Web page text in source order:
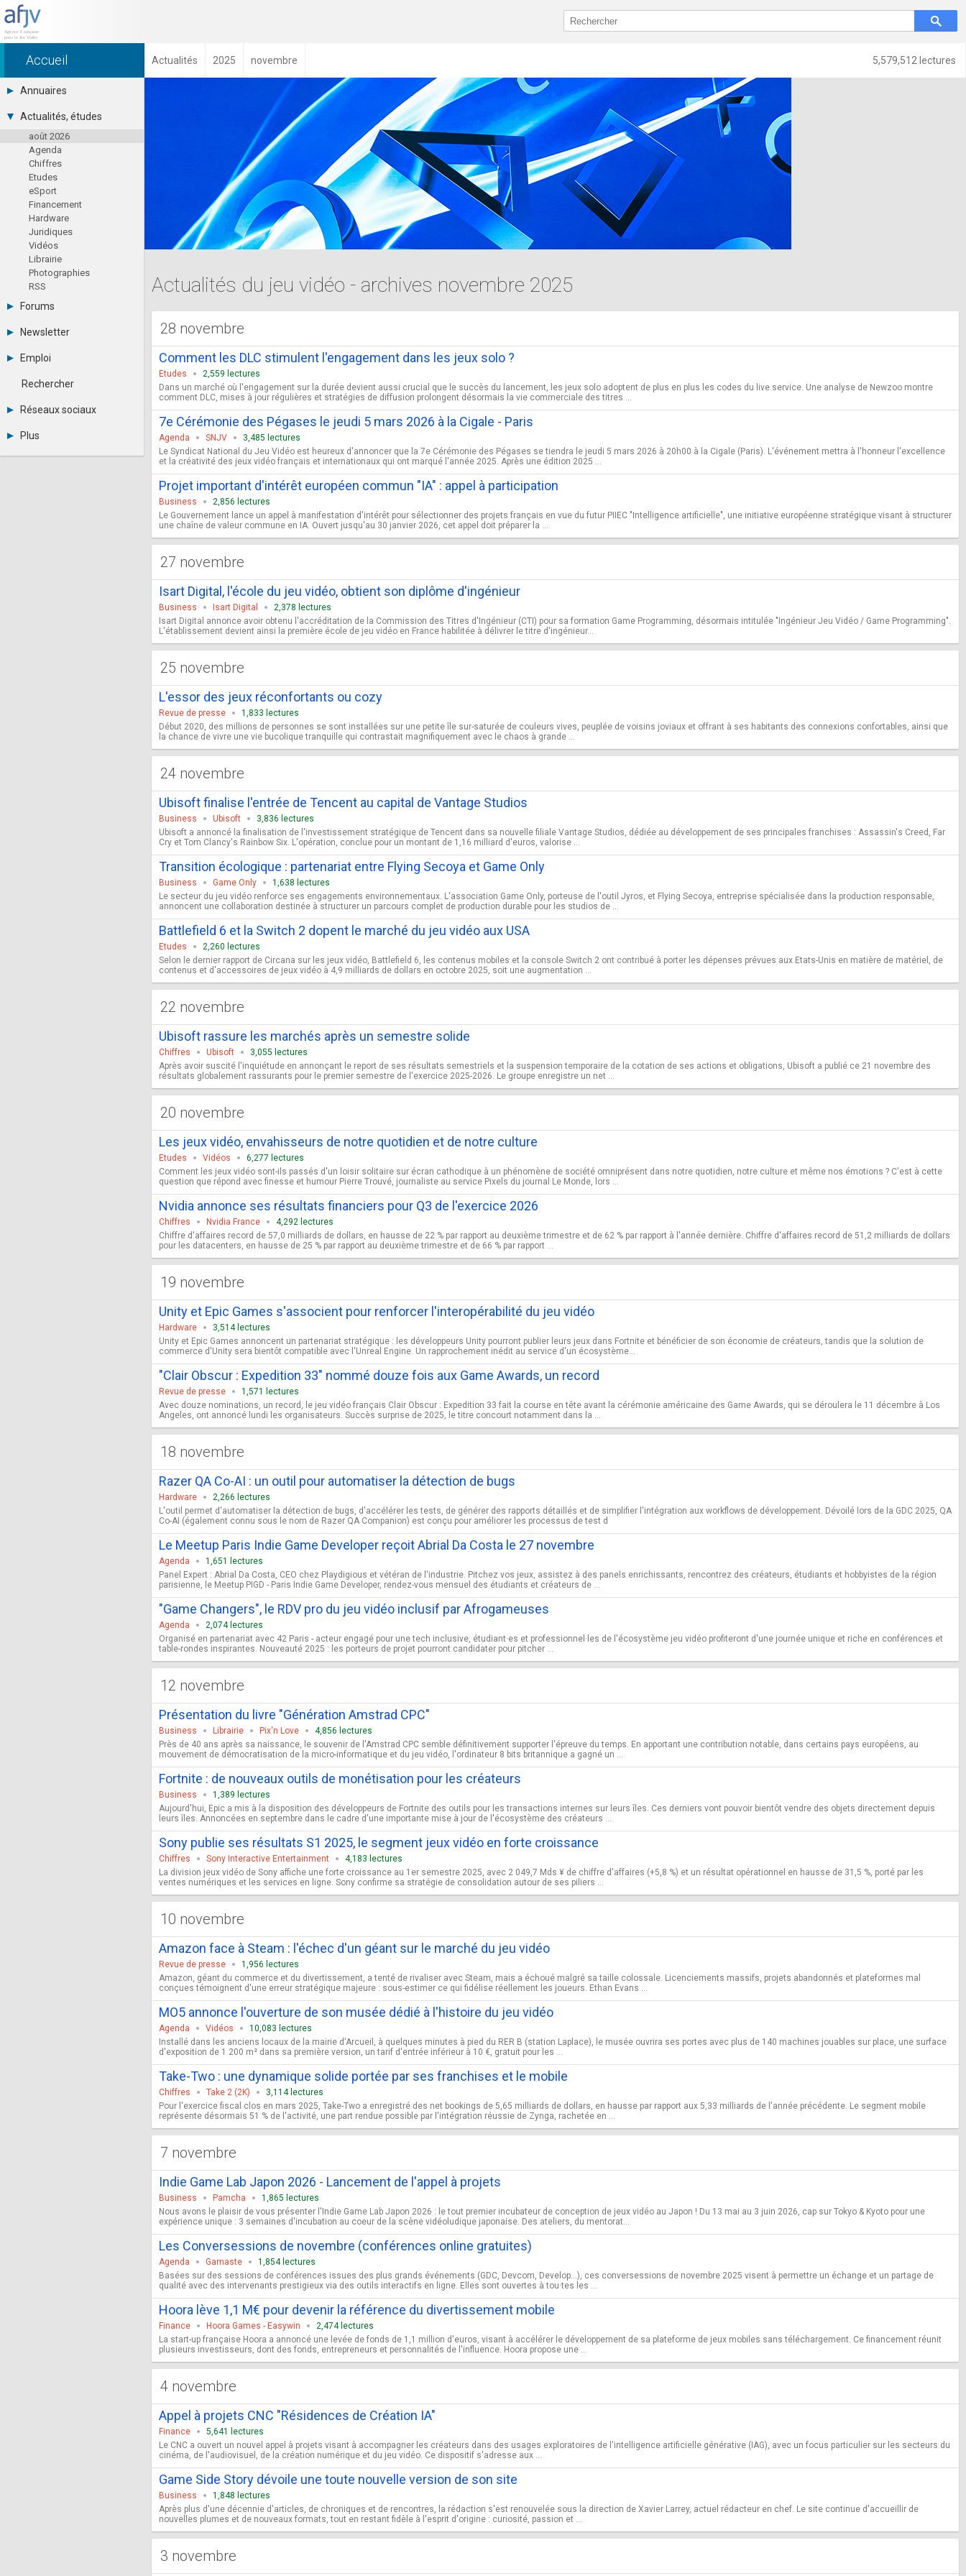
5,579,512 lectures
Accueil Actualités 2025 novembre
Annuaires
Toutes les sociétés (691)
Studios (418)
Editeurs (49)
Distributeurs (16)
Hard. / Accessoires (10)
Middlewares (15)
Prestataires (99)
Assoc. / Syndicats (21)
Formations / Ecoles (46)
Presse spécialisée (17)
Actualités, études
août 2026
Agenda
Chiffres
Etudes
eSport
Financement
Hardware
Juridiques
Vidéos
Librairie
Photographies
RSS
Forums
Tous les forums
-
Messages privés
Contacter un modérateur
Newsletter
Archives
Abonnement
Emploi
Consulter les annonces
Observatoire de l'emploi
Rechercher
Réseaux sociaux
LinkedIn
Plus
Annonceurs
Actualités du jeu vidéo - archives novembre 2025
28 novembre
Comment les DLC stimulent l'engagement dans les jeux solo ?
Etudes
2,559 lectures
Dans un marché où l'engagement sur la durée devient aussi crucial que le succès du lancement, les jeux solo adoptent de plus en plus les codes du live service. Une analyse de Newzoo montre
comment DLC, mises à jour régulières et stratégies de diffusion prolongent désormais la vie commerciale des titres ...
7e Cérémonie des Pégases le jeudi 5 mars 2026 à la Cigale - Paris
Agenda SNJV
3,485 lectures
Le Syndicat National du Jeu Vidéo est heureux d'annoncer que la 7e Cérémonie des Pégases se tiendra le jeudi 5 mars 2026 à 20h00 à la Cigale (Paris). L'événement mettra à l'honneur l'excellence
et la créativité des jeux vidéo français et internationaux qui ont marqué l'année 2025. Après une édition 2025 ...
Projet important d'intérêt européen commun "IA" : appel à participation
Business
2,856 lectures
Le Gouvernement lance un appel à manifestation d'intérêt pour sélectionner des projets français en vue du futur PIIEC "Intelligence artificielle", une initiative européenne stratégique visant à structurer
une chaîne de valeur commune en IA. Ouvert jusqu'au 30 janvier 2026, cet appel doit préparer la ...
27 novembre
Isart Digital, l'école du jeu vidéo, obtient son diplôme d'ingénieur
Business Isart Digital
2,378 lectures
Isart Digital annonce avoir obtenu l'accréditation de la Commission des Titres d'Ingénieur (CTI) pour sa formation Game Programming, désormais intitulée "Ingénieur Jeu Vidéo / Game Programming".
L'établissement devient ainsi la première école de jeu vidéo en France habilitée à délivrer le titre d'ingénieur...
25 novembre
L'essor des jeux réconfortants ou cozy
Revue de presse
1,833 lectures
Début 2020, des millions de personnes se sont installées sur une petite île sur-saturée de couleurs vives, peuplée de voisins joviaux et offrant à ses habitants des connexions confortables, ainsi que
la chance de vivre une vie bucolique tranquille qui contrastait magnifiquement avec le chaos à grande ...
24 novembre
Ubisoft finalise l'entrée de Tencent au capital de Vantage Studios
Business Ubisoft
3,836 lectures
Ubisoft a annoncé la finalisation de l'investissement stratégique de Tencent dans sa nouvelle filiale Vantage Studios, dédiée au développement de ses principales franchises : Assassin's Creed, Far
Cry et Tom Clancy's Rainbow Six. L'opération, conclue pour un montant de 1,16 milliard d'euros, valorise ...
Transition écologique : partenariat entre Flying Secoya et Game Only
Business Game Only
1,638 lectures
Le secteur du jeu vidéo renforce ses engagements environnementaux. L'association Game Only, porteuse de l'outil Jyros, et Flying Secoya, entreprise spécialisée dans la production responsable,
annoncent une collaboration destinée à structurer un parcours complet de production durable pour les studios de ...
Battlefield 6 et la Switch 2 dopent le marché du jeu vidéo aux USA
Etudes
2,260 lectures
Selon le dernier rapport de Circana sur les jeux vidéo, Battlefield 6, les contenus mobiles et la console Switch 2 ont contribué à porter les dépenses prévues aux Etats-Unis en matière de matériel, de
contenus et d'accessoires de jeux vidéo à 4,9 milliards de dollars en octobre 2025, soit une augmentation ...
22 novembre
Ubisoft rassure les marchés après un semestre solide
Chiffres Ubisoft
3,055 lectures
Après avoir suscité l'inquiétude en annonçant le report de ses résultats semestriels et la suspension temporaire de la cotation de ses actions et obligations, Ubisoft a publié ce 21 novembre des
résultats globalement rassurants pour le premier semestre de l'exercice 2025-2026. Le groupe enregistre un net ...
20 novembre
Les jeux vidéo, envahisseurs de notre quotidien et de notre culture
Etudes Vidéos
6,277 lectures
Comment les jeux vidéo sont-ils passés d'un loisir solitaire sur écran cathodique à un phénomène de société omniprésent dans notre quotidien, notre culture et même nos émotions ? C'est à cette
question que répond avec finesse et humour Pierre Trouvé, journaliste au service Pixels du journal Le Monde, lors ...
Nvidia annonce ses résultats financiers pour Q3 de l'exercice 2026
Chiffres Nvidia France
4,292 lectures
Chiffre d'affaires record de 57,0 milliards de dollars, en hausse de 22 % par rapport au deuxième trimestre et de 62 % par rapport à l'année dernière. Chiffre d'affaires record de 51,2 milliards de dollars
pour les datacenters, en hausse de 25 % par rapport au deuxième trimestre et de 66 % par rapport ...
19 novembre
Unity et Epic Games s'associent pour renforcer l'interopérabilité du jeu vidéo
Hardware
3,514 lectures
Unity et Epic Games annoncent un partenariat stratégique : les développeurs Unity pourront publier leurs jeux dans Fortnite et bénéficier de son économie de créateurs, tandis que la solution de
commerce d'Unity sera bientôt compatible avec l'Unreal Engine. Un rapprochement inédit au service d'un écosystème...
"Clair Obscur : Expedition 33" nommé douze fois aux Game Awards, un record
Revue de presse
1,571 lectures
Avec douze nominations, un record, le jeu vidéo français Clair Obscur : Expedition 33 fait la course en tête avant la cérémonie américaine des Game Awards, qui se déroulera le 11 décembre à Los
Angeles, ont annoncé lundi les organisateurs. Succès surprise de 2025, le titre concourt notamment dans la ...
18 novembre
Razer QA Co-AI : un outil pour automatiser la détection de bugs
Hardware
2,266 lectures
L'outil permet d'automatiser la détection de bugs, d'accélérer les tests, de générer des rapports détaillés et de simplifier l'intégration aux workflows de développement. Dévoilé lors de la GDC 2025, QA
Co-AI (également connu sous le nom de Razer QA Companion) est conçu pour améliorer les processus de test d
Le Meetup Paris Indie Game Developer reçoit Abrial Da Costa le 27 novembre
Agenda
1,651 lectures
Panel Expert : Abrial Da Costa, CEO chez Playdigious et vétéran de l'industrie. Pitchez vos jeux, assistez à des panels enrichissants, rencontrez des créateurs, étudiants et hobbyistes de la région
parisienne, le Meetup PIGD - Paris Indie Game Developer, rendez-vous mensuel des étudiants et créateurs de ...
"Game Changers", le RDV pro du jeu vidéo inclusif par Afrogameuses
Agenda
2,074 lectures
Organisé en partenariat avec 42 Paris - acteur engagé pour une tech inclusive, étudiant·es et professionnel·les de l'écosystème jeu vidéo profiteront d'une journée unique et riche en conférences et
table-rondes inspirantes. Nouveauté 2025 : les porteurs de projet pourront candidater pour pitcher ...
12 novembre
Présentation du livre "Génération Amstrad CPC"
Business Librairie Pix'n Love
4,856 lectures
Près de 40 ans après sa naissance, le souvenir de l'Amstrad CPC semble définitivement supporter l'épreuve du temps. En apportant une contribution notable, dans certains pays européens, au
mouvement de démocratisation de la micro-informatique et du jeu vidéo, l'ordinateur 8 bits britannique a gagné un ...
Fortnite : de nouveaux outils de monétisation pour les créateurs
Business
1,389 lectures
Aujourd'hui, Epic a mis à la disposition des développeurs de Fortnite des outils pour les transactions internes sur leurs îles. Ces derniers vont pouvoir bientôt vendre des objets directement depuis
leurs îles. Annoncées en septembre dans le cadre d'une importante mise à jour de l'écosystème des créateurs ...
Sony publie ses résultats S1 2025, le segment jeux vidéo en forte croissance
Chiffres Sony Interactive Entertainment
4,183 lectures
La division jeux vidéo de Sony affiche une forte croissance au 1er semestre 2025, avec 2 049,7 Mds ¥ de chiffre d'affaires (+5,8 %) et un résultat opérationnel en hausse de 31,5 %, porté par les
ventes numériques et les services en ligne. Sony confirme sa stratégie de consolidation autour de ses piliers ...
10 novembre
Amazon face à Steam : l'échec d'un géant sur le marché du jeu vidéo
Revue de presse
1,956 lectures
Amazon, géant du commerce et du divertissement, a tenté de rivaliser avec Steam, mais a échoué malgré sa taille colossale. Licenciements massifs, projets abandonnés et plateformes mal
conçues témoignent d'une erreur stratégique majeure : sous-estimer ce qui fidélise réellement les joueurs. Ethan Evans ...
MO5 annonce l'ouverture de son musée dédié à l'histoire du jeu vidéo
Agenda Vidéos
10,083 lectures
Installé dans les anciens locaux de la mairie d'Arcueil, à quelques minutes à pied du RER B (station Laplace), le musée ouvrira ses portes avec plus de 140 machines jouables sur place, une surface
d'exposition de 1 200 m² dans sa première version, un tarif d'entrée inférieur à 10 €, gratuit pour les ...
Take-Two : une dynamique solide portée par ses franchises et le mobile
Chiffres Take 2 (2K)
3,114 lectures
Pour l'exercice fiscal clos en mars 2025, Take-Two a enregistré des net bookings de 5,65 milliards de dollars, en hausse par rapport aux 5,33 milliards de l'année précédente. Le segment mobile
représente désormais 51 % de l'activité, une part rendue possible par l'intégration réussie de Zynga, rachetée en ...
7 novembre
Indie Game Lab Japon 2026 - Lancement de l'appel à projets
Business Pamcha
1,865 lectures
Nous avons le plaisir de vous présenter l'Indie Game Lab Japon 2026 : le tout premier incubateur de conception de jeux vidéo au Japon ! Du 13 mai au 3 juin 2026, cap sur Tokyo & Kyoto pour une
expérience unique : 3 semaines d'incubation au coeur de la scène vidéoludique japonaise. Des ateliers, du mentorat...
Les Conversessions de novembre (conférences online gratuites)
Agenda Gamaste
1,854 lectures
Basées sur des sessions de conférences issues des plus grands événements (GDC, Devcom, Develop…), ces conversessions de novembre 2025 visent à permettre un échange et un partage de
qualité avec des intervenants prestigieux via des outils interactifs en ligne. Elles sont ouvertes à tou·tes les ...
Hoora lève 1,1 M€ pour devenir la référence du divertissement mobile
Finance Hoora Games - Easywin
2,474 lectures
La start-up française Hoora a annoncé une levée de fonds de 1,1 million d'euros, visant à accélérer le développement de sa plateforme de jeux mobiles sans téléchargement. Ce financement réunit
plusieurs investisseurs, dont des fonds, entrepreneurs et personnalités de l'influence. Hoora propose une ...
4 novembre
Appel à projets CNC "Résidences de Création IA"
Finance
5,641 lectures
Le CNC a ouvert un nouvel appel à projets visant à accompagner les créateurs dans des usages exploratoires de l'intelligence artificielle générative (IAG), avec un focus particulier sur les secteurs du
cinéma, de l'audiovisuel, de la création numérique et du jeu vidéo. Ce dispositif s'adresse aux ...
Game Side Story dévoile une toute nouvelle version de son site
Business
1,848 lectures
Après plus d'une décennie d'articles, de chroniques et de rencontres, la rédaction s'est renouvelée sous la direction de Xavier Larrey, actuel rédacteur en chef. Le site continue d'accueillir de
nouvelles plumes et de nouveaux formats, tout en restant fidèle à l'esprit d'origine : curiosité, passion et ...
3 novembre